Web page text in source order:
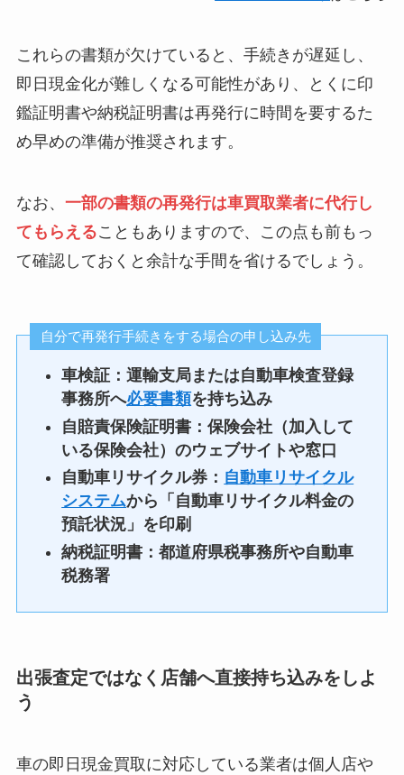
これらの書類が欠けていると、手続きが遅延し、
即日現金化が難しくなる可能性があり、とくに印
鑑証明書や納税証明書は再発行に時間を要するた
め早めの準備が推奨されます。
なお、 一部の書類の再発行は車買取業者に代行し
てもらえることもありますので、この点も前もっ
て確認しておくと余計な手間を省けるでしょう。
自分で再発行手続きをする場合の申し込み先
車検証：運輸支局または自動車検査登録
事務所へ必要書類を持ち込み
自賠責保険証明書：保険会社（加入して
いる保険会社）のウェブサイトや窓口
自動車リサイクル券： 自動車リサイクル
システムから「自動車リサイクル料金の
預託状況」を印刷
納税証明書：都道府県税事務所や自動車
税務署
出張査定ではなく店舗へ直接持ち込みをしよ
う
車の即日現金買取に対応している業者は個人店や